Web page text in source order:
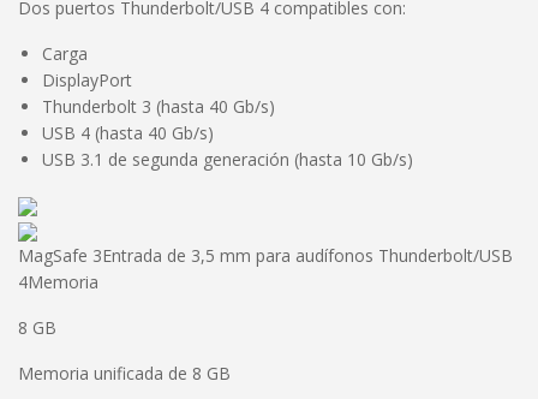
Dos puertos Thunderbolt/USB 4 compatibles con:
Carga
DisplayPort
Thunderbolt 3 (hasta 40 Gb/s)
USB 4 (hasta 40 Gb/s)
USB 3.1 de segunda generación (hasta 10 Gb/s)
MagSafe 3Entrada de 3,5 mm para audífonos Thunderbolt/USB
4Memoria
8 GB
Memoria unificada de 8 GB